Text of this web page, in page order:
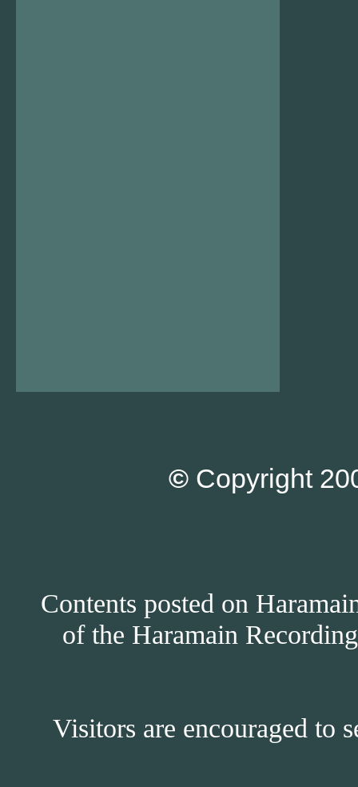
© Copyright
Contents posted on
of the Haramain
Visitors are encouraged to